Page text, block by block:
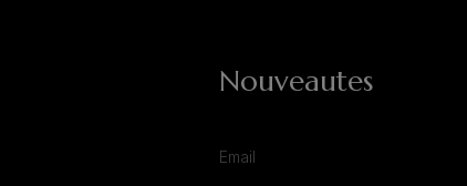
Nouveautes